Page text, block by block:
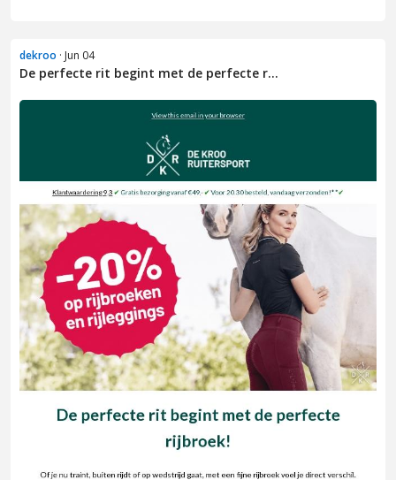
dekroo · Jun 04
De perfecte rit begint met de perfecte r...